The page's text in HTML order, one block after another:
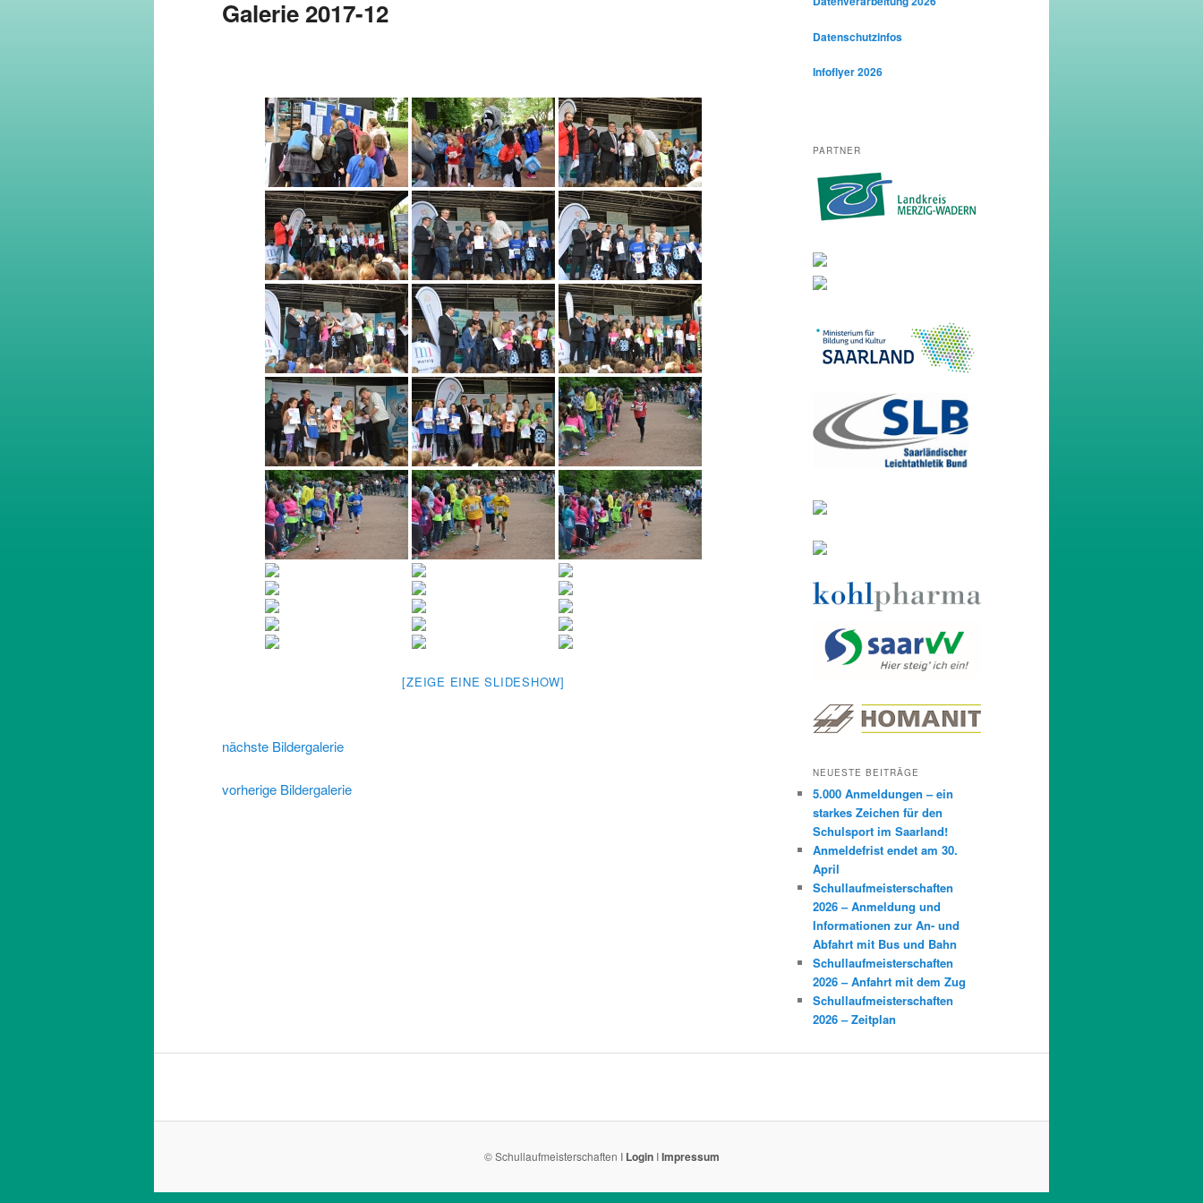
Galerie 2017-12
[ZEIGE EINE SLIDESHOW]
nächste Bildergalerie
vorherige Bildergalerie
Datenschutzinfos
Infoflyer 2026
PARTNER
NEUESTE BEITRÄGE
5.000 Anmeldungen – ein
starkes Zeichen für den
Schulsport im Saarland!
Anmeldefrist endet am 30.
April
Schullaufmeisterschaften
2026 – Anmeldung und
Informationen zur An- und
Abfahrt mit Bus und Bahn
Schullaufmeisterschaften
2026 – Anfahrt mit dem Zug
Schullaufmeisterschaften
2026 – Zeitplan
© Schullaufmeisterschaften I LoginIImpressum